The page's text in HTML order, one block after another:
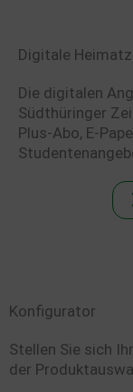
Digitale
Die digitalen
Südthüringer
Plus-Abo, E-
Konfigurator
Stellen Sie sich
der